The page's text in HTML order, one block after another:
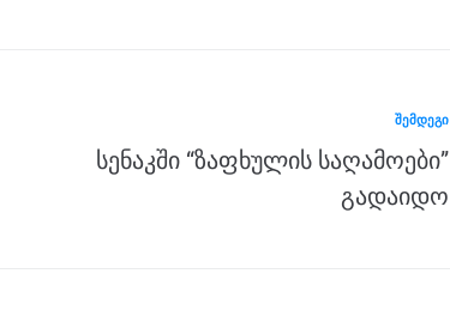
ᲨᲔᲛᲓᲔᲒᲘ
სენაკში “ზაფხულის საღამოები”
გადაიდო